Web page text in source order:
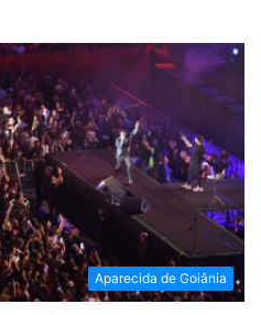
Aparecida de Goiânia